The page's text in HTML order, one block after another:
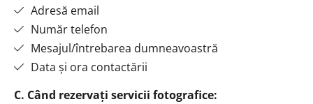
Adresă email
Număr telefon
Mesajul/întrebarea dumneavoastră
Data și ora contactării
C. Când rezervați servicii fotografice: